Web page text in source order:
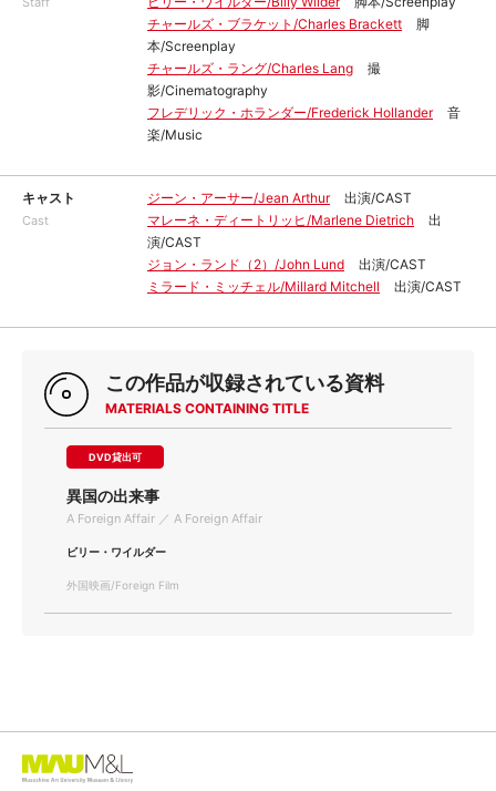
チャールズ・ブラケット/Charles Brackett
脚
本/Screenplay
チャールズ・ラング/Charles Lang
撮
影/Cinematography
フレデリック・ホランダー/Frederick Hollander
音
楽/Music
キャスト
Cast
ジーン・アーサー/Jean Arthur
出演/CAST
マレーネ・ディートリッヒ/Marlene Dietrich
出
演/CAST
ジョン・ランド（2）/John Lund
出演/CAST
ミラード・ミッチェル/Millard Mitchell
出演/CAST
この作品が収録されている資料
MATERIALS CONTAINING TITLE
DVD貸出可
異国の出来事
A Foreign Affair ／ A Foreign Affair
ビリー・ワイルダー
外国映画/Foreign Film